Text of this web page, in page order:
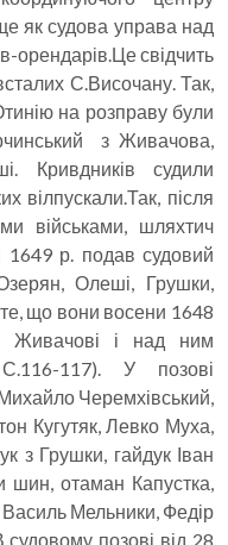
як судова управа над
орендарів.Це свідчить
С.Височану. Так,
на розправу були
з Живачова,
Кривдників судили
вілпускали.Так, після
військами, шляхтич
р. подав судовий
Олеші, Грушки,
що вони восени 1648
Живачові і над ним
117). У позові
Черемхівський,
Кугутяк, Левко Муха,
з Грушки, гайдук Іван
шин, отаман Капустка,
Мельники, Федір
судовому позові від 28